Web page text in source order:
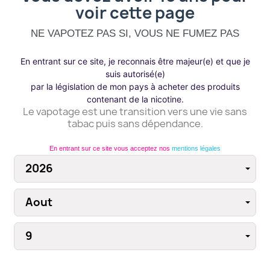
voir cette page
NE VAPOTEZ PAS SI, VOUS NE FUMEZ PAS
En entrant sur ce site, je reconnais être majeur(e) et que je
suis autorisé(e)
par la législation de mon pays à acheter des produits
contenant de la nicotine.
Le vapotage est une transition vers une vie sans
tabac puis sans dépendance.
En entrant sur ce site vous acceptez nos mentions légales
Surveiller votre indicateur de charge de la
Veiller à ce que le chargeur soit débranché
lorsque vous ne l'utilisez pas.
PRODUITS EN PROMO
-2,00 €
favorite_border
-2,00 €
favorite_border
Se connecter ×
Vous devez être connecté pour enregistrer des
produits dans votre liste de souhaits.
Annuler Se connecter